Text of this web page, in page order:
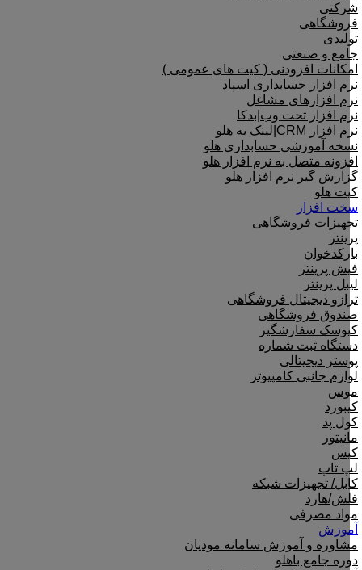
شرکتی
فروشگاهی
تولیدی
جامع و صنعتی
امکانات افزودنی ( کیت های عمومی )
نرم افزار حسابداری اسپاد
نرم افزارهای مشاغل
نرم افزار تحت وب|بدکا
نرم افزار CRM|لینک به هلو
نسخه آموزشی حسابداری هلو
افزونه متصل به نرم افزار هلو
گزارش گیر نرم افزار هلو
کیت هلو
سخت افزار
تجهیزات فروشگاهی
پرینتر
بارکدخوان
فیش پرینتر
لیبل پرینتر
ترازو دیجیتال فروشگاهی
صندوق فروشگاهی
کیوسک سفارشگیر
دستگاه ثبت شماره
پوستر دیجیتالی
لوازم جانبی کامپیوتر
موس
کیبورد
کول پد
مانیتور
کیس
لپ تاپ
کابل/ تجهیزات شبکه
فلش/هارد
مواد مصرفی
آموزش
مشاوره و آموزش سامانه مودیان
دوره جامع باهلو